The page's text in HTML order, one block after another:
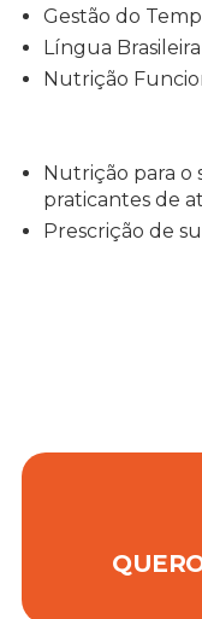
Gestão do
Língua Brasileira
Nutrição
Nutrição para o
praticantes de
Prescrição de